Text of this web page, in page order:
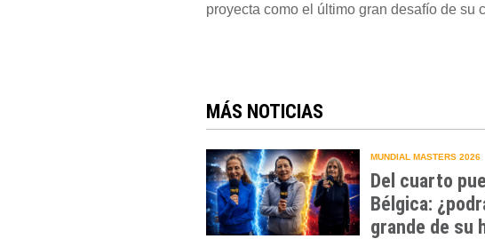
proyecta como el último gran desafío de su
MÁS NOTICIAS
MUNDIAL MASTERS 2026
Del cuarto
Bélgica:
grande de su